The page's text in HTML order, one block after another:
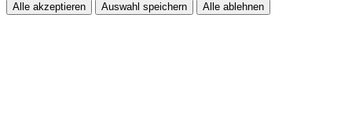
Alle akzeptieren
Auswahl speichern Alle ablehnen